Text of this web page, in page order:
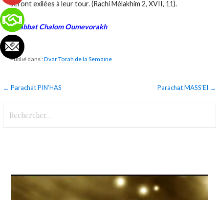
seront exilées à leur tour. (Rachi Mélakhim 2, XVII, 11).
Chabbat Chalom Oumevorakh
Publié dans :Dvar Torah de la Semaine
Navigation
← Parachat PIN’HAS Parachat MASS’EI →